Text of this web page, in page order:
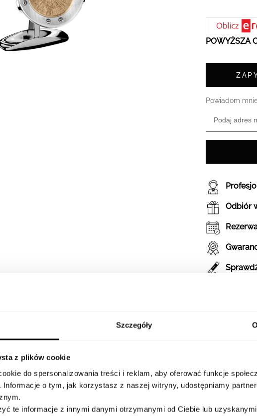
Szczegóły
z plików cookie
do spersonalizowania treści i reklam, aby oferować funkcje
Informacje o tym, jak korzystasz z naszej witryny, udostępniamy
te informacje z innymi danymi otrzymanymi od Ciebie lub
POWYŻSZA
Powiadom
Odbiór
SZCZEGÓŁY DOSTĘPNOŚĆ W SALONACH